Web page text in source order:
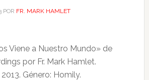
POR FR. MARK HAMLET
Viene a Nuestro Mundo» de
por Fr. Mark Hamlet.
Género: Homily.